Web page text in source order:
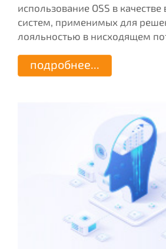
использование OSS в
систем, применимых для
лояльностью в нисходящем
подробнее...